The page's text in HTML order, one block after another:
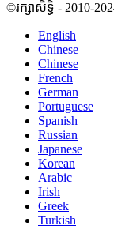
©រក្សាសិទ្ធិ - 2010-
English
Chinese
Chinese
French
German
Portuguese
Spanish
Russian
Japanese
Korean
Arabic
Irish
Greek
Turkish